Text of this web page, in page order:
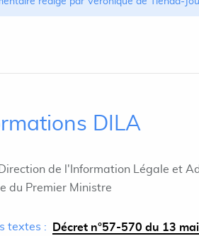
DILA
Direction de l'Information Légale et
du Premier Ministre
textes : Décret n°57-570 du 13